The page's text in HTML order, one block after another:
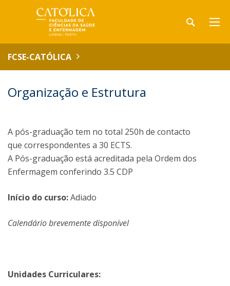
FCSE-CATÓLICA
Organização e Estrutura
A pós-graduação tem no total 250h de contacto
que correspondentes a 30 ECTS.
A Pós-graduação está acreditada pela Ordem dos
Enfermagem conferindo 3.5 CDP
Início do curso:Adiado
Calendário brevemente disponível
Unidades Curriculares: